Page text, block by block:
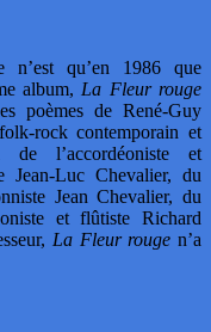
n’est qu’en 1986 que
album, La Fleur rouge
poèmes de René-Guy
rock contemporain et
l’accordéoniste et
Jean-Luc Chevalier, du
Jean Chevalier, du
et flûtiste Richard
La Fleur rouge n’a